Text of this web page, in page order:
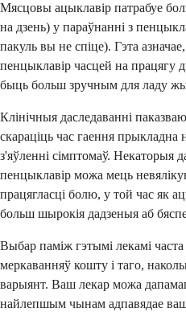
Мясцовы ацыклавір патрабуе
на дзень) у параўнанні з
пакуль вы не спіце). Гэта
пенцыклавір часцей на працягу
быць больш зручным для ладу
Клінічныя даследаванні
скараціць час гаення прыкладна
з'яўленні сімптомаў. Некаторыя
пенцыклавір можа мець
працягласці болю, у той час як
больш шырокія дадзеныя аб
Выбар паміж гэтымі лекамі часта
меркаванняў кошту і таго,
варыянт. Ваш лекар можа
найлепшым чынам адпавядае